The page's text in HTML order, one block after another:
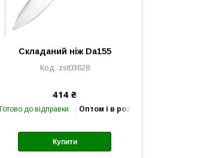
Складаний ніж Da155
zst03628
414 ₴
Готово до відправки Оптом і в роздріб
Купити